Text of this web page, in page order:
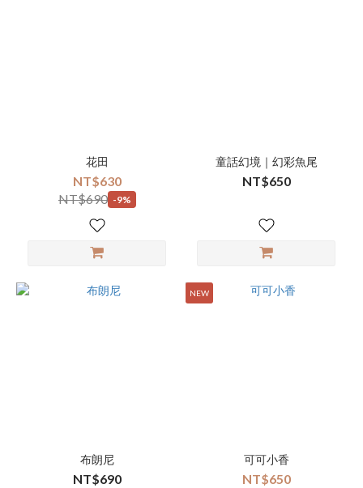
花田
NT$630
NT$690 -9%
童話幻境｜幻彩魚尾
NT$650
布朗尼
NT$690
NEW
可可小香
NT$650